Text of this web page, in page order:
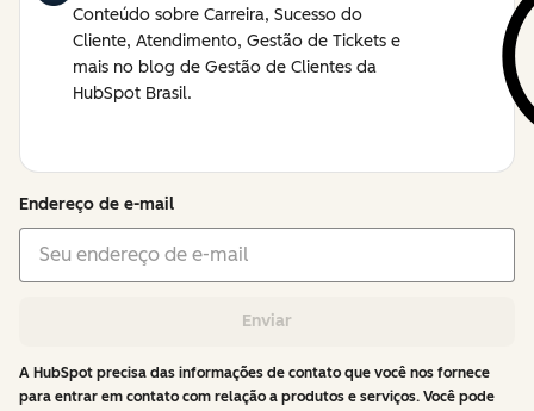
Conteúdo sobre Carreira, Sucesso do
Cliente, Atendimento, Gestão de Tickets e
mais no blog de Gestão de Clientes da
HubSpot Brasil.
Endereço de e-mail
Enviar
A HubSpot precisa das informações de contato que você nos fornece
para entrar em contato com relação a produtos e serviços. Você pode